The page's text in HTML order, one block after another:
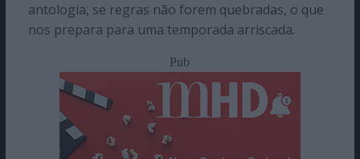
antologia, se regras não forem quebradas, o que
nos prepara para uma temporada arriscada.
Pub